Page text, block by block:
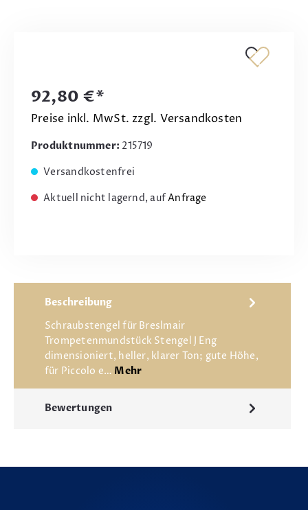
92,80 €*
Preise inkl. MwSt. zzgl. Versandkosten
Produktnummer: 215719
Versandkostenfrei
Aktuell nicht lagernd, aufAnfrage
Beschreibung
Schraubstengel für Breslmair
Trompetenmundstück Stengel J Eng
dimensioniert, heller, klarer Ton; gute Höhe,
für Piccolo e… Mehr
Bewertungen